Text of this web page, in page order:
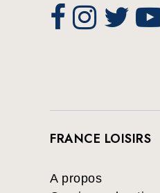
FRANCE LOISIRS
A propos